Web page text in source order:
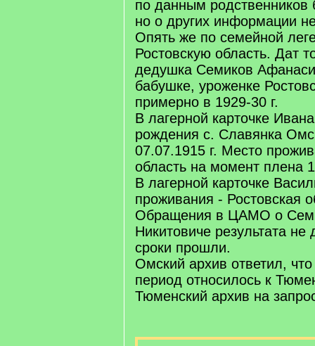
по данным родственников
но о других информации
Опять же по семейной
Ростовскую область. Дат
дедушка Семиков
бабушке, уроженке
примерно в 1929-30 г.
В лагерной карточке
рождения с. Славянка
07.07.1915 г. Место
область на момент плена
В лагерной карточке
проживания - Ростовская
Обращения в ЦАМО о
Никитовиче результата
сроки прошли.
Омский архив ответил,
период относилось к
Тюменский архив на